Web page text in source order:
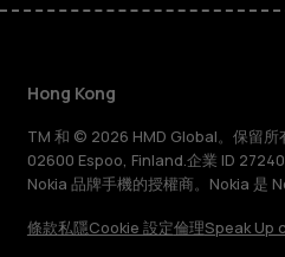
Hong Kong
TM 和 © 2026 HMD Global。保留
02600 Espoo, Finland.企業 ID
Nokia 品牌手機的授權商。Nokia 是
條款私隱Cookie 設定倫理Speak Up